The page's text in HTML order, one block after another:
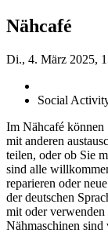
Nähcafé
Di., 4. März 2025,
Social
Im Nähcafé können
mit anderen
teilen, oder ob Sie
sind alle
reparieren oder
der deutschen
mit oder
Nähmaschinen sind